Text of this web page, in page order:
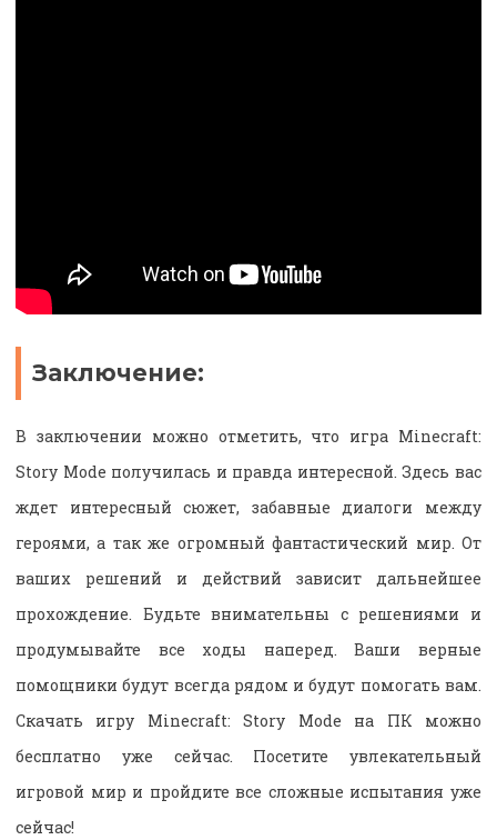
Заключение:
В заключении можно отметить, что игра Minecraft:
Story Mode получилась и правда интересной. Здесь вас
ждет интересный сюжет, забавные диалоги между
героями, а так же огромный фантастический мир. От
ваших решений и действий зависит дальнейшее
прохождение. Будьте внимательны с решениями и
продумывайте все ходы наперед. Ваши верные
помощники будут всегда рядом и будут помогать вам.
Скачать игру Minecraft: Story Mode на ПК можно
бесплатно уже сейчас. Посетите увлекательный
игровой мир и пройдите все сложные испытания уже
сейчас!